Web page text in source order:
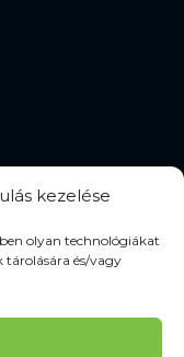
kezelése
olyan technológiákat
tárolására és/vagy
jog fenntartva.